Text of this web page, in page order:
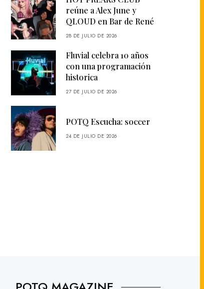
reúne a Alex June y
QLOUD en Bar de René
28 DE JULIO DE 2026
Fluvial celebra 10 años
con una programación
historica
27 DE JULIO DE 2026
POTQ Escucha: soccer
24 DE JULIO DE 2026